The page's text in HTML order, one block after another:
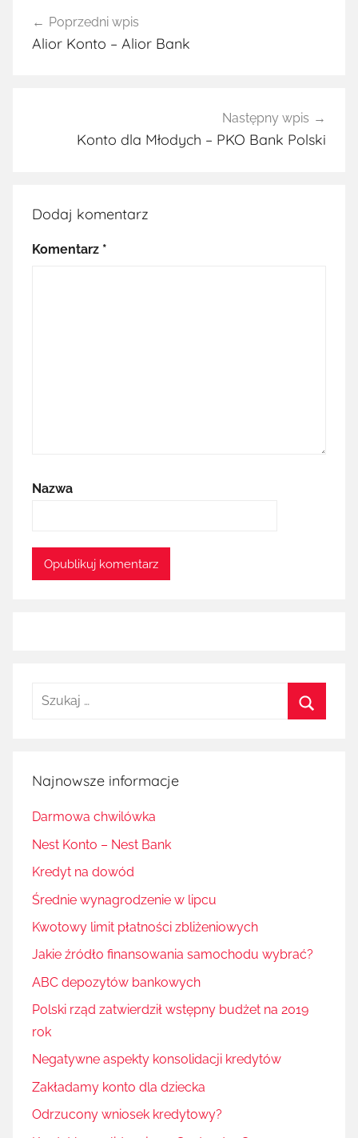
wpisu
Poprzedni wpis
Alior Konto – Alior Bank
Następny wpis
Konto dla Młodych – PKO Bank Polski
Dodaj komentarz
Komentarz *
Nazwa
Szukaj:
Najnowsze informacje
Darmowa chwilówka
Nest Konto – Nest Bank
Kredyt na dowód
Średnie wynagrodzenie w lipcu
Kwotowy limit płatności zbliżeniowych
Jakie źródło finansowania samochodu wybrać?
ABC depozytów bankowych
Polski rząd zatwierdził wstępny budżet na 2019
rok
Negatywne aspekty konsolidacji kredytów
Zakładamy konto dla dziecka
Odrzucony wniosek kredytowy?